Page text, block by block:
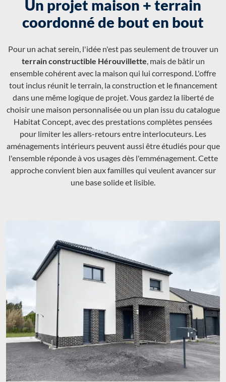
Un projet maison + terrain
coordonné de bout en bout
Pour un achat serein, l'idée n'est pas seulement de trouver un
terrain constructible Hérouvillette, mais de bâtir un
ensemble cohérent avec la maison qui lui correspond. L'offre
tout inclus réunit le terrain, la construction et le financement
dans une même logique de projet. Vous gardez la liberté de
choisir une maison personnalisée ou un plan issu du catalogue
Habitat Concept, avec des prestations complètes pensées
pour limiter les allers-retours entre interlocuteurs. Les
aménagements intérieurs peuvent aussi être étudiés pour que
l'ensemble réponde à vos usages dès l'emménagement. Cette
approche convient bien aux familles qui veulent avancer sur
une base solide et lisible.